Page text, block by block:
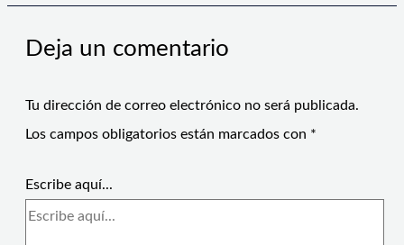
Deja un comentario
Tu dirección de correo electrónico no será publicada.
Los campos obligatorios están marcados con *
Escribe aquí...